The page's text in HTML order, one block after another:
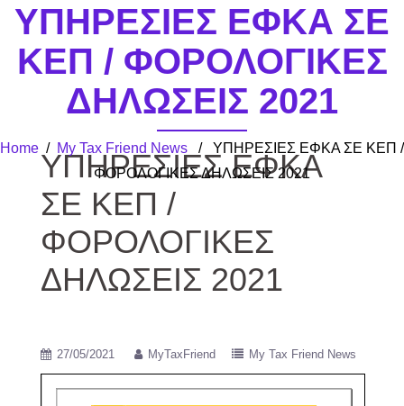
ΥΠΗΡΕΣΙΕΣ ΕΦΚΑ ΣΕ
ΚΕΠ / ΦΟΡΟΛΟΓΙΚΕΣ
ΔΗΛΩΣΕΙΣ 2021
Home / My Tax Friend News / ΥΠΗΡΕΣΙΕΣ ΕΦΚΑ ΣΕ ΚΕΠ /
ΦΟΡΟΛΟΓΙΚΕΣ ΔΗΛΩΣΕΙΣ 2021
ΥΠΗΡΕΣΙΕΣ ΕΦΚΑ
ΣΕ ΚΕΠ /
ΦΟΡΟΛΟΓΙΚΕΣ
ΔΗΛΩΣΕΙΣ 2021
27/05/2021 MyTaxFriend My Tax Friend News